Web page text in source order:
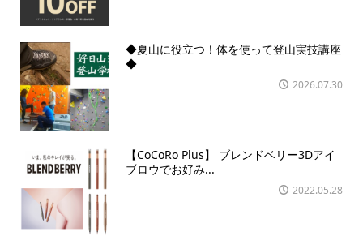
◆夏山に役立つ！体を使って登山実技講座
◆
2026.07.30
【CoCoRo Plus】 ブレンドベリー3Dアイ
ブロウでお好み...
2022.05.28